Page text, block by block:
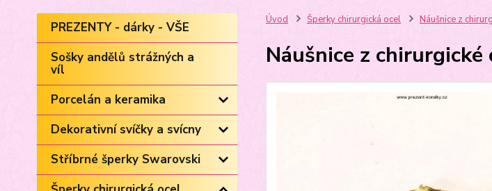
PREZENTY - dárky - VŠE
Sošky andělů strážných a
víl
Porcelán a keramika
Dekorativní svíčky a svícny
Stříbrné šperky Swarovski
Úvod Šperky chirurgická ocel Náušnice z
Náušnice z